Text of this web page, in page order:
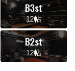
B3st
12帖
B2st
12帖